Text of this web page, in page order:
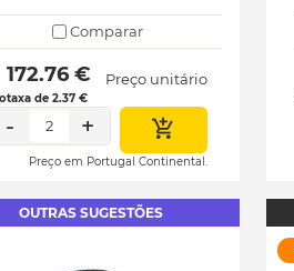
Comparar
172.76 €
de 2.37 €
Preço unitário
- 2 +
Preço em Portugal Continental.
OUTRAS SUGESTÕES